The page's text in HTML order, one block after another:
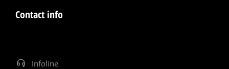
Contact info
Infoline